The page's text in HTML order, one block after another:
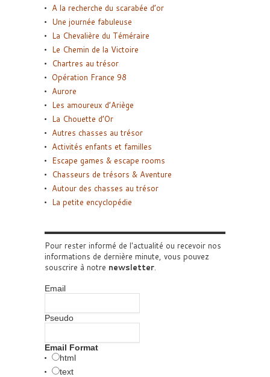
A la recherche du scarabée d’or
Une journée fabuleuse
La Chevalière du Téméraire
Le Chemin de la Victoire
Chartres au trésor
Opération France 98
Aurore
Les amoureux d’Ariège
La Chouette d’Or
Autres chasses au trésor
Activités enfants et familles
Escape games & escape rooms
Chasseurs de trésors & Aventure
Autour des chasses au trésor
La petite encyclopédie
Pour rester informé de l'actualité ou recevoir nos
informations de dernière minute, vous pouvez
souscrire à notre newsletter
Email
Pseudo
Email Format
html
text